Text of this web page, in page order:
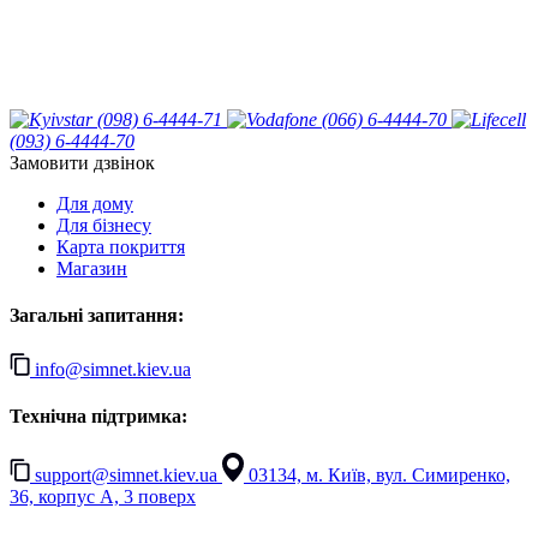
(098) 6-4444-71
(066) 6-4444-70
(093) 6-4444-70
Замовити дзвінок
Для дому
Для бізнесу
Карта покриття
Магазин
Загальні запитання:
info@simnet.kiev.ua
Технічна підтримка:
support@simnet.kiev.ua
03134, м. Київ, вул. Симиренко,
36, корпус А, 3 поверх